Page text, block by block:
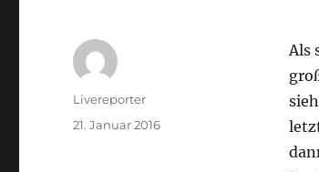
Als
Autor
Livereporter
Veröffentlicht
21. Januar 2016